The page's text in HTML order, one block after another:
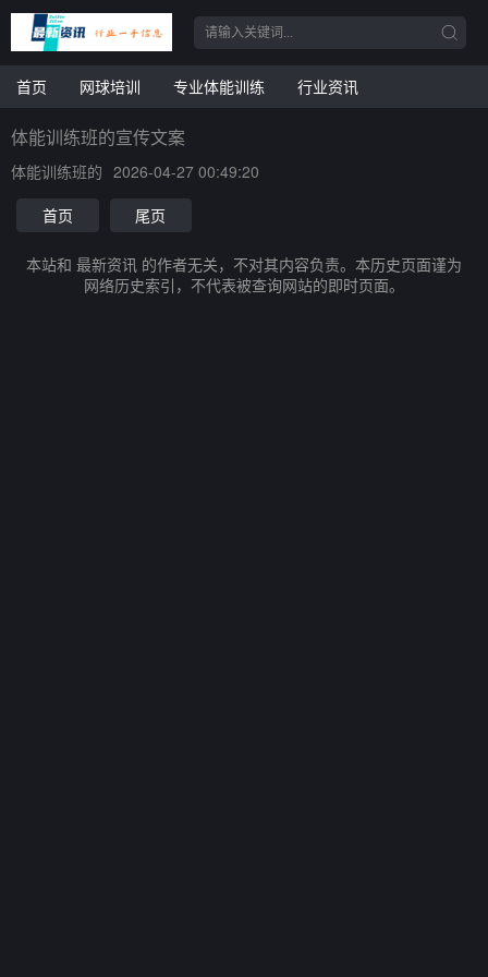
首页 网球培训 专业体能训练 行业资讯
体能训练班的宣传文案
体能训练班的 2026-04-27 00:49:20
首页
尾页
本站和 最新资讯 的作者无关，不对其内容负责。本历史页面谨为
网络历史索引，不代表被查询网站的即时页面。